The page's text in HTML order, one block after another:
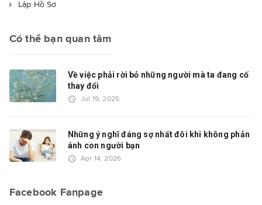
Lập Hồ Sơ
Có thể bạn quan tâm
Về việc phải rời bỏ những người mà ta đang cố
thay đổi
access_time Jul 19, 2025
Những ý nghĩ đáng sợ nhất đôi khi không phản
ánh con người bạn
access_time Apr 14, 2026
Facebook Fanpage